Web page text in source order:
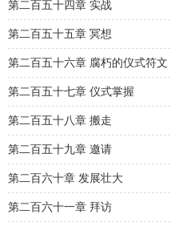
第二百五十四章 实战
第二百五十五章 冥想
第二百五十六章 腐朽的仪式符文
第二百五十七章 仪式掌握
第二百五十八章 搬走
第二百五十九章 邀请
第二百六十章 发展壮大
第二百六十一章 拜访